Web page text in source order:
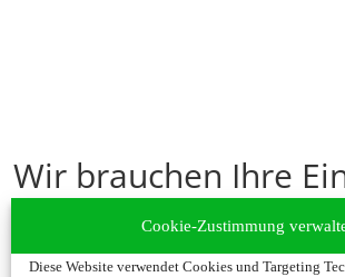
Cookie-Zustimmung
Diese Website verwendet Cookies und Targeting
Wir brauchen Ihre
Um diesen Inhalt darzustellen, aktivieren
Es werden ggf. personenbezogene